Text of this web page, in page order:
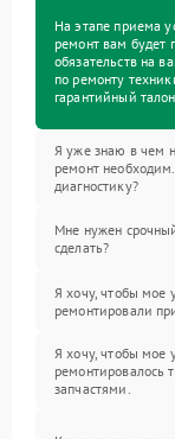
На этапе приема
ремонт вам будет
обязательств на
по ремонту
гарантийный
Я уже знаю в чем
ремонт
диагностику?
Мне нужен
сделать?
Я хочу, чтобы мое
ремонтировали
Я хочу, чтобы мое
ремонтировалось
запчастями.